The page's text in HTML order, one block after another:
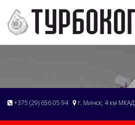
+375 (29) 656 05 94 г. Минск, 4 км МКАД